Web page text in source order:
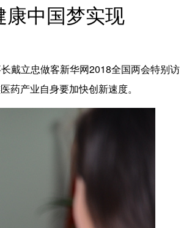
日本語
中国梦实现
戴立忠做客新华网2018全国两会特别访
产业自身要加快创新速度。